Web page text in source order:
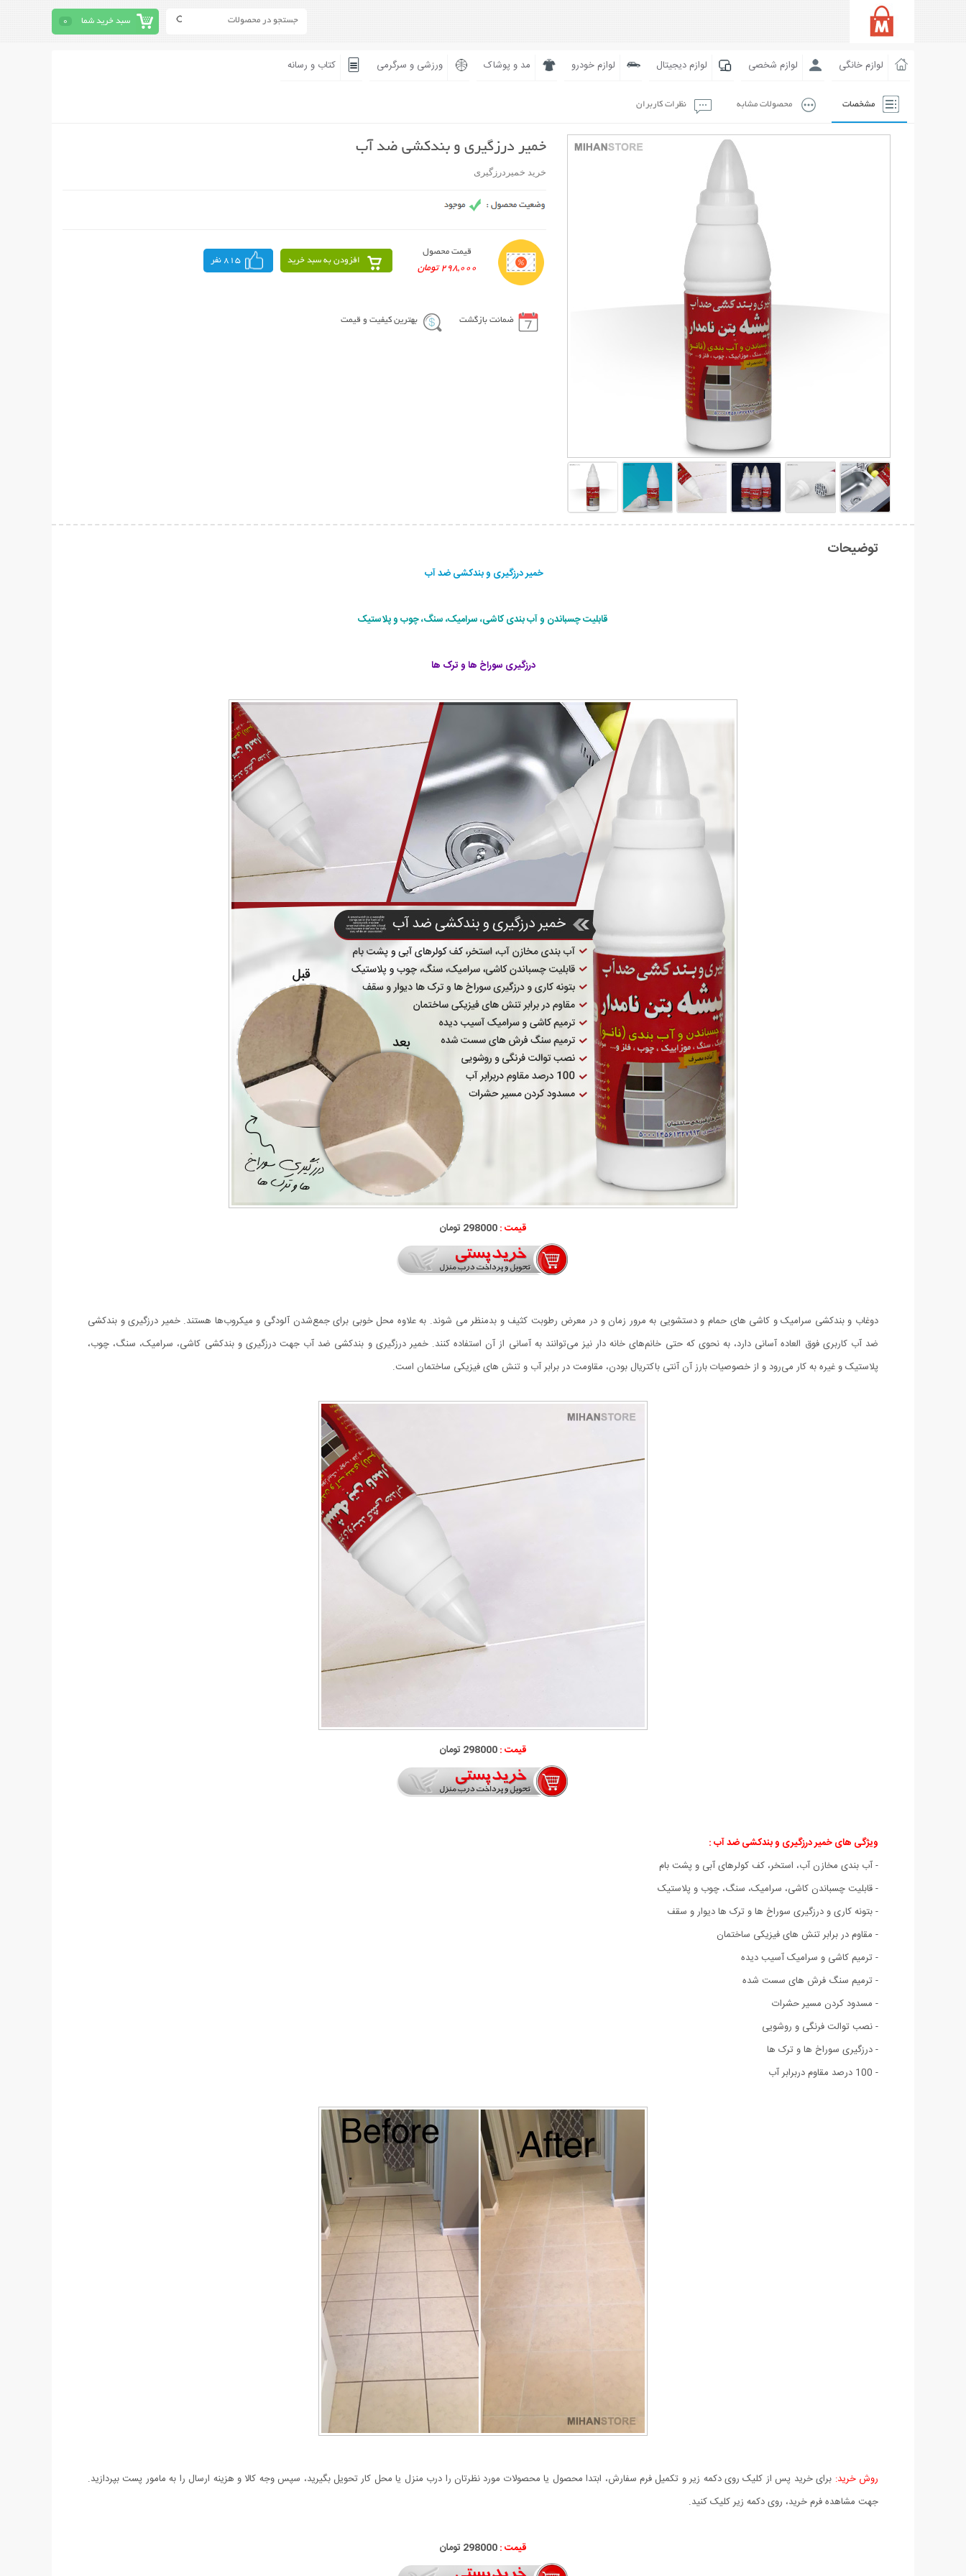
سبد خرید شما 0
لوازم خانگی لوازم شخصی لوازم دیجیتال لوازم خودرو مد و پوشاک ورزشی و سرگرمی کتاب و رسانه
مشخصات محصولات مشابه نظرات کاربران
خمیر درزگیری و بندکشی ضد آب
خرید خمیردرزگیری
قیمت محصول
298,000 تومان
افزودن به سبد خرید 815 نفر
ضمانت بازگشت بهترین کیفیت و قیمت
توضیحات
خمیر درزگیری و بندکشی ضد آب
قابلیت چسباندن و آب بندی کاشی، سرامیک، سنگ، چوب و پلاستیک
درزگیری سوراخ ها و ترک ها
قیمت :298000 تومان
دوغاب و بندکشی سرامیک و کاشی های حمام و دستشویی به مرور زمان و در معرض رطوبت کثیف و بدمنظر می شوند. به علاوه محل خوبی برای جمع‌شدن آلودگی و میکروب‌ها هستند. خمیر درزگیری و بندکشی
ضد آب کاربری فوق العاده آسانی دارد، به نحوی که حتی خانم‌های خانه دار نیز می‌توانند به آسانی از آن استفاده کنند. خمیر درزگیری و بندکشی ضد آب جهت درزگیری و بندکشی کاشی، سرامیک، سنگ، چوب،
پلاستیک و غیره به کار می‌رود و از خصوصیات بارز آن آنتی باکتریال بودن، مقاومت در برابر آب و تنش های فیزیکی ساختمان است.
قیمت :298000 تومان
ویژگی های خمیر درزگیری و بندکشی ضد آب :
- آب بندی مخازن آب، استخر، کف کولرهای آبی و پشت بام
- قابلیت چسباندن کاشی، سرامیک، سنگ، چوب و پلاستیک
- بتونه کاری و درزگیری سوراخ ها و ترک ها دیوار و سقف
- مقاوم در برابر تنش های فیزیکی ساختمان
- ترمیم کاشی و سرامیک آسیب دیده
- ترمیم سنگ فرش های سست شده
- مسدود کردن مسیر حشرات
- نصب توالت فرنگی و روشویی
- درزگیری سوراخ ها و ترک ها
- 100 درصد مقاوم دربرابر آب
روش خرید: برای خرید پس از کلیک روی دکمه زیر و تکمیل فرم سفارش، ابتدا محصول یا محصولات مورد نظرتان را درب منزل یا محل کار تحویل بگیرید، سپس وجه کالا و هزینه ارسال را به مامور پست بپردازید.
جهت مشاهده فرم خرید، روی دکمه زیر کلیک کنید.
قیمت :298000 تومان